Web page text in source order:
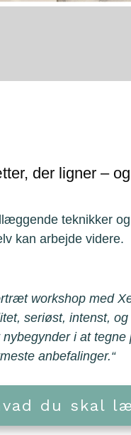
der ligner –
teknikker
kan arbejde videre.
workshop med
seriøst, intenst,
i at
anbefalinger.“
du skal